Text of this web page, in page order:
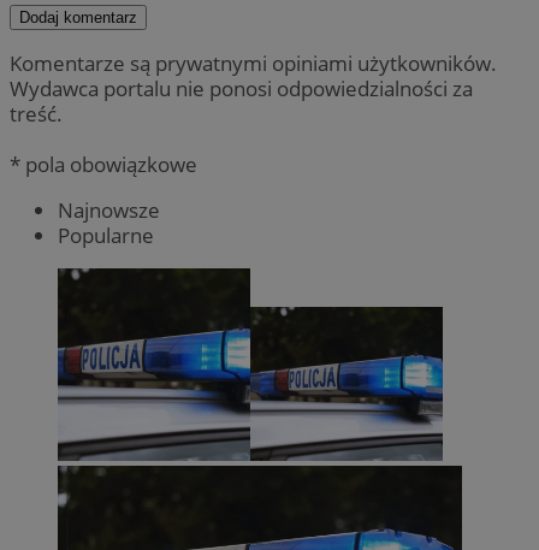
Dodaj komentarz
Komentarze są prywatnymi opiniami użytkowników.
Wydawca portalu nie ponosi odpowiedzialności za
treść.
* pola obowiązkowe
Najnowsze
Popularne